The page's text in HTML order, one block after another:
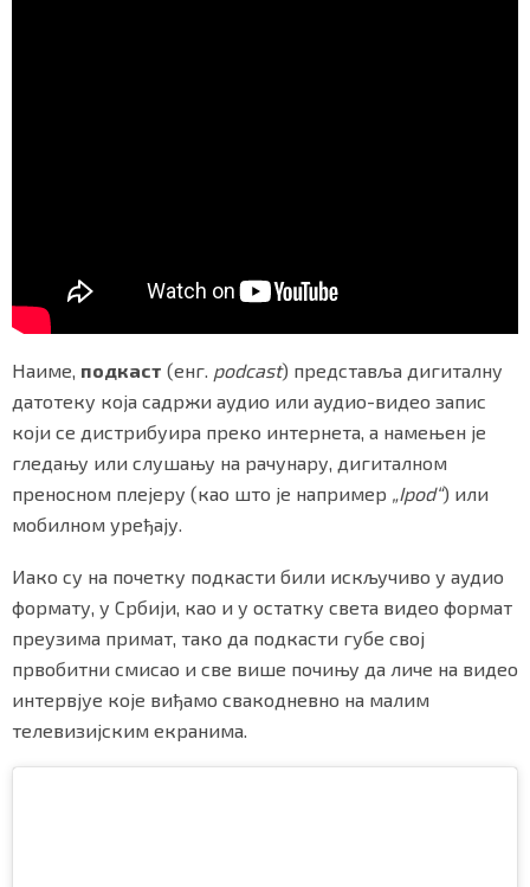
Наиме, подкаст (енг. podcast) представља дигиталну
датотеку која садржи аудио или аудио-видео запис
који се дистрибуира преко интернета, а намењен је
гледању или слушању на рачунару, дигиталном
преносном плејеру (као што је например „Ipod“) или
мобилном уређају.
Иако су на почетку подкасти били искључиво у аудио
формату, у Србији, као и у остатку света видео формат
преузима примат, тако да подкасти губе свој
првобитни смисао и све више почињу да личе на видео
интервјуе које виђамо свакодневно на малим
телевизијским екранима.
Маркетинг |Услови коришћења|Политика
ПРЕУЗМИТЕ НАШУ АПЛИКАЦИЈУ